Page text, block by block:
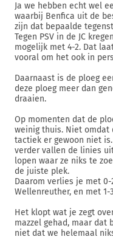
Ja we hebben echt wel
waarbij Benfica uit de
zijn dat bepaalde
Tegen PSV in de JC
mogelijk met 4-2. Dat
vooral om het ook in
Daarnaast is de ploeg
deze ploeg meer dan
draaien.
Op momenten dat de
weinig thuis. Niet omdat
tactiek er gewoon niet
verder vallen de linies
lopen waar ze niks te
de juiste plek.
Daarom verlies je met
Wellenreuther, en met 1-
Het klopt wat je zegt
mazzel gehad, maar
niet dat we helemaal